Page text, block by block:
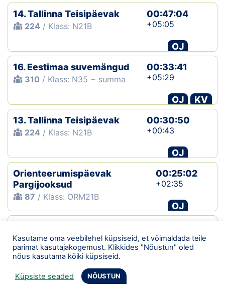
14. Tallinna Teisipäevak
224 / Klass: N21B
00:47:04
+05:05
OJ
16. Eestimaa suvemängud
310 / Klass: N35 − summa
00:33:41
+05:29
OJ
KV
13. Tallinna Teisipäevak
224 / Klass: N21B
00:30:50
+00:43
OJ
Orienteerumispäevak
Pargijooksud
87 / Klass: ORM21B
00:25:02
+02:35
OJ
Pargijooksud
56/ Klass: ORM21B
+01:50
12. Tallinna Teisipäevak
Kasutame oma veebilehel küpsiseid, et võimaldada teile
parimat kasutajakogemust. Klikkides "Nõustun" oled
nõus kasutama kõiki küpsiseid.
Küpsiste seaded NÕUSTUN